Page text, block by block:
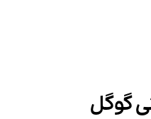
گوگل